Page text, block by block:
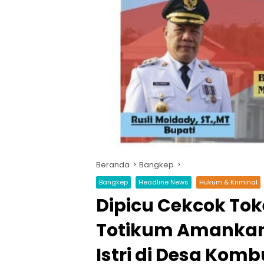
Beranda Bangkep
Bangkep Headline News Hukum & Kriminal
Dipicu Cekcok
Totikum
Istri di Desa